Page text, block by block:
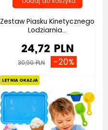
Zestaw Piasku Kinetycznego
Lodziarnia...
24,72 PLN
30,90 PLN -20%
LETNIA OKAZJA